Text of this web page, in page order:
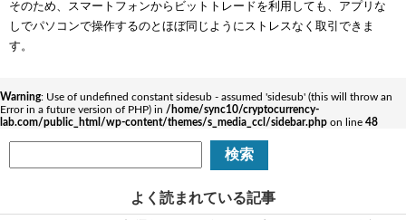
そのため、スマートフォンからビットトレードを利用しても、アプリな
しでパソコンで操作するのとほぼ同じようにストレスなく取引できま
す。
Warning: Use of undefined constant sidesub - assumed 'sidesub' (this will throw an
Error in a future version of PHP) in /home/sync10/cryptocurrency-
lab.com/public_html/wp-content/themes/s_media_ccl/sidebar.php on line 48
よく読まれている記事